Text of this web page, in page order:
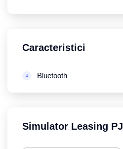
Caracteristici
Bluetooth
Simulator Leasing PJ